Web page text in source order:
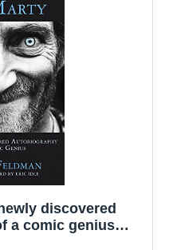
discovered
a comic genius